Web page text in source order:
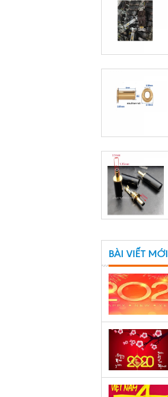
BÀI VIẾT MỚI